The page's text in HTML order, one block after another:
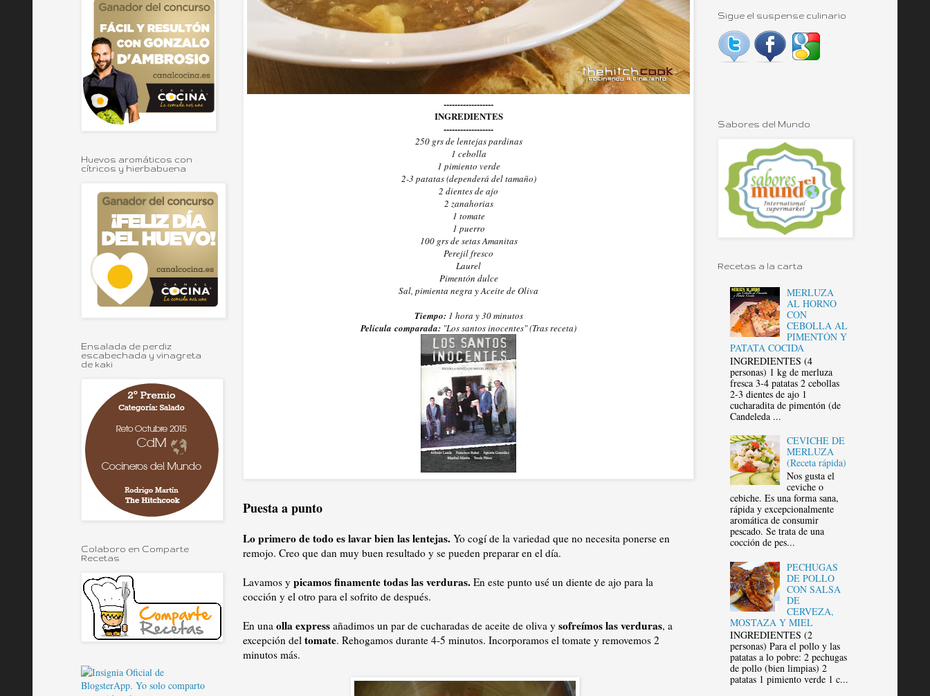
------------------
INGREDIENTES
------------------
250 grs de lentejas pardinas
1 cebolla
1 pimiento verde
2-3 patatas (dependerá del tamaño)
2 dientes de ajo
2 zanahorias
1 tomate
1 puerro
100 grs de setas Amanitas
Perejil fresco
Laurel
Pimentón dulce
Sal, pimienta negra y Aceite de Oliva
Tiempo: 1 hora y 30 minutos
Película comparada: "Los santos inocentes" (Tras receta)
Puesta a punto
Lo primero de todo es lavar bien las lentejas. Yo cogí de la variedad que no necesita ponerse en
remojo. Creo que dan muy buen resultado y se pueden preparar en el día.
Lavamos y picamos finamente todas las verduras. En este punto usé un diente de ajo para la
cocción y el otro para el sofrito de después.
En una olla express añadimos un par de cucharadas de aceite de oliva y sofreímos las verduras, a
excepción del tomate. Rehogamos durante 4-5 minutos. Incorporamos el tomate y removemos 2
minutos más.
Huevos aromáticos con
cítricos y hierbabuena
Ensalada de perdiz
escabechada y vinagreta
de kaki
Colaboro en Comparte
Recetas
Sigue el suspense culinario
Sabores del Mundo
Recetas a la carta
MERLUZA
AL HORNO
CON
CEBOLLA AL
PIMENTÓN Y
PATATA COCIDA
INGREDIENTES (4
personas) 1 kg de merluza
fresca 3-4 patatas 2 cebollas
2-3 dientes de ajo 1
cucharadita de pimentón (de
Candeleda ...
CEVICHE DE
MERLUZA
(Receta rápida)
Nos gusta el
ceviche o
cebiche. Es una forma sana,
rápida y excepcionalmente
aromática de consumir
pescado. Se trata de una
cocción de pes...
PECHUGAS
DE POLLO
CON SALSA
DE
CERVEZA,
MOSTAZA Y MIEL
INGREDIENTES (2
personas) Para el pollo y las
patatas a lo pobre: 2 pechugas
de pollo (bien limpias) 2
patatas 1 pimiento verde 1 c...